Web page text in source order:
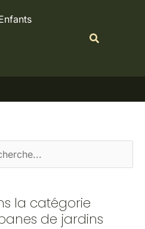
la catégorie
de jardins